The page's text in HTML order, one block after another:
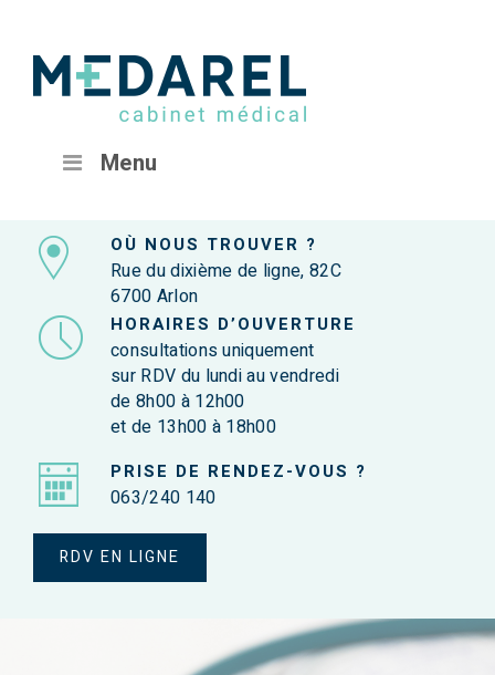
Menu
OÙ NOUS TROUVER ?
Rue du dixième de ligne, 82C
6700 Arlon
HORAIRES D’OUVERTURE
consultations uniquement
sur RDV du lundi au vendredi
de 8h00 à 12h00
et de 13h00 à 18h00
PRISE DE RENDEZ-VOUS ?
063/240 140
RDV EN LIGNE